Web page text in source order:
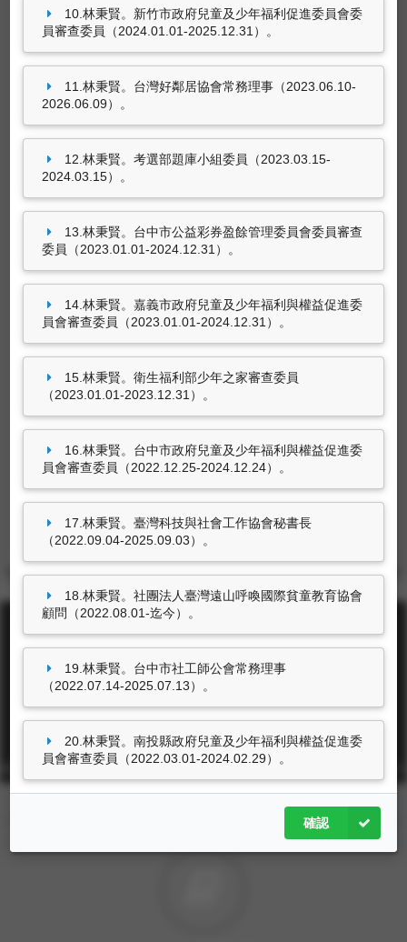
參訪活動
尚無資料
跨國助人的社工系老師林秉賢（2025.08.01）。
停泊棧-萬海航運慈善基金會專刊，第電子版／
期。
與社區實作（2024.05.06）。彰化縣政府社會
處，第電子版／期。
遠山呼喚前進菲律賓，用教育改變偏遠小島｜行
入世界的邊界(上)｜《青春！咱的夢》
EP.184（2023.09.16）。公共電視台《青春！咱
的夢》，第電子版／期。
東海大學研究能量整合教育部及國科會計畫表現
亮眼（2023.03.10）。
期。
彰化縣家庭暴力防治 大專生洄游社區紮根成果競
賽（2022.10.22）。
東海大學首頁
校址: 40704台中市西屯區臺灣大道四段1727號 TEL: +886-4-2359-0121
FAX: +886-4-2359-0361
10.林秉賢。新竹市政府兒童及少年福利促進委員會委
員審查委員（2024.01.01-2025.12.31）。
11.林秉賢。台灣好鄰居協會常務理事（2023.06.10-
2026.06.09）。
12.林秉賢。考選部題庫小組委員（2023.03.15-
2024.03.15）。
13.林秉賢。台中市公益彩券盈餘管理委員會委員審查
委員（2023.01.01-2024.12.31）。
14.林秉賢。嘉義市政府兒童及少年福利與權益促進委
員會審查委員（2023.01.01-2024.12.31）。
15.林秉賢。衛生福利部少年之家審查委員
（2023.01.01-2023.12.31）。
16.林秉賢。台中市政府兒童及少年福利與權益促進委
員會審查委員（2022.12.25-2024.12.24）。
17.林秉賢。臺灣科技與社會工作協會秘書長
（2022.09.04-2025.09.03）。
18.林秉賢。社團法人臺灣遠山呼喚國際貧童教育協會
顧問（2022.08.01-迄今）。
19.林秉賢。台中市社工師公會常務理事
（2022.07.14-2025.07.13）。
20.林秉賢。南投縣政府兒童及少年福利與權益促進委
員會審查委員（2022.03.01-2024.02.29）。
確認